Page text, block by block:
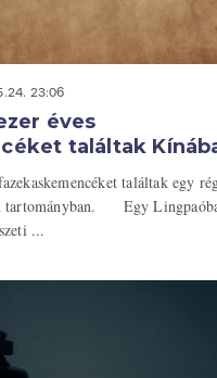
23:06
éves
találtak
találtak egy
tartományban. Egy
...